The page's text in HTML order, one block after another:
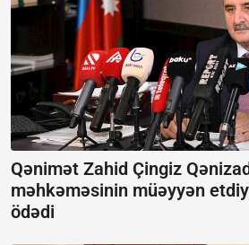
Qənimət Zahid Çingiz
məhkəməsinin müəyyən
ödədi